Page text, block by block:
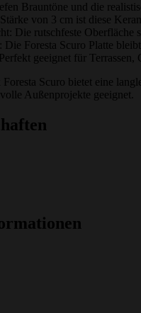
Brauntöne und die
von 3 cm ist diese
Die rutschfeste
Foresta Scuro Platte
geeignet für
Scuro bietet eine
Außenprojekte geeignet.